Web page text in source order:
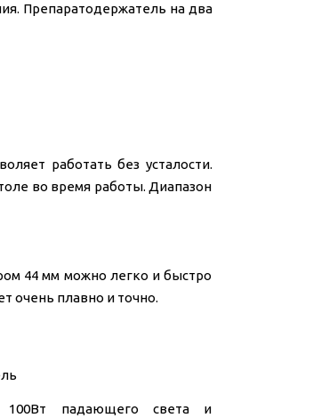
Препаратодержатель на два
работать без усталости.
во время работы. Диапазон
44 мм можно легко и быстро
очень плавно и точно.
100Вт падающего света и